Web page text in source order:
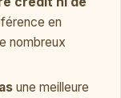
en
nombreux
une meilleure